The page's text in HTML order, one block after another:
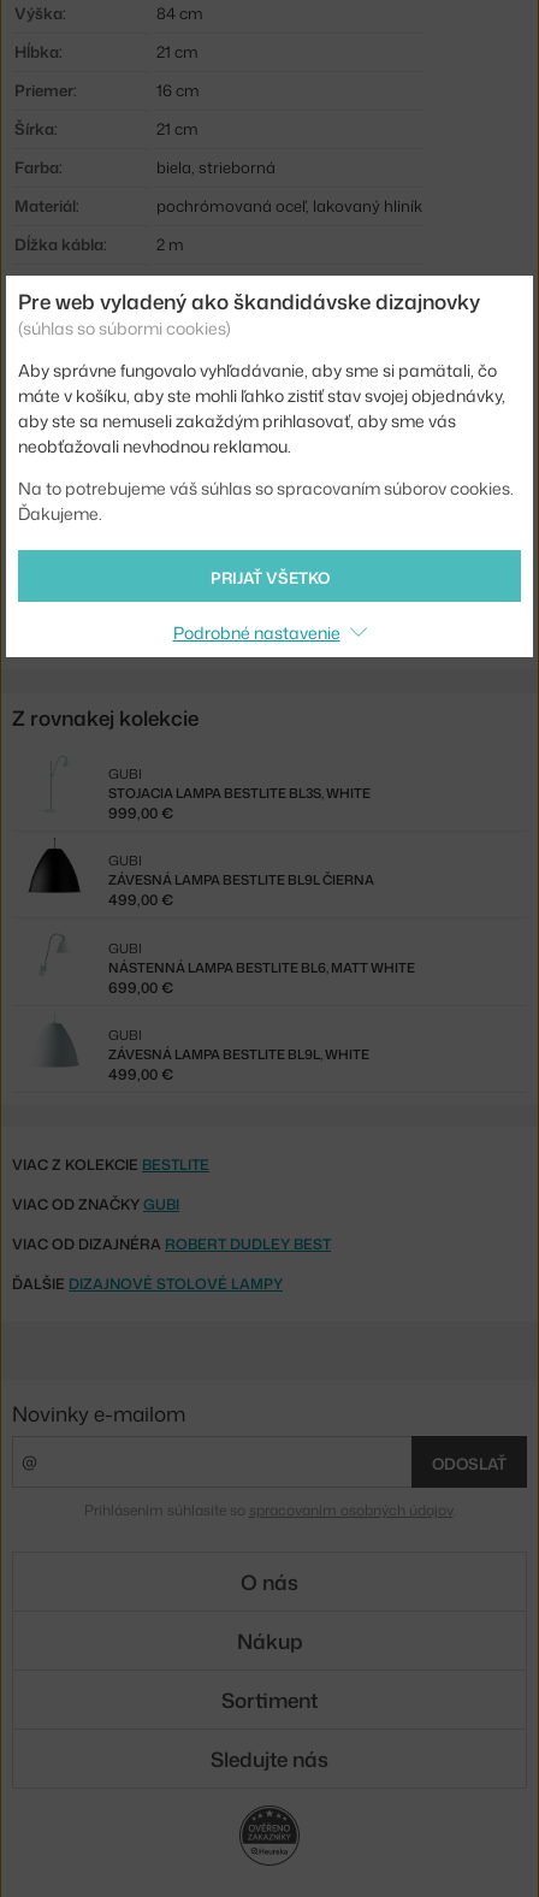
Výška:
84 cm
Hĺbka:
21 cm
Priemer:
16 cm
Šírka:
21 cm
Farba:
biela, strieborná
Materiál:
pochrómovaná oceľ, lakovaný hliník
Dĺžka kábla:
2 m
Hlavný materiál:
kov
Pätica / zdroj:
E14
Distribúcia svetla:
priame osvetlenie
Zdroj súčasťou:
nie
Max Watt (LED):
30 W
EAN
Jste z Česka? Přejděte naStolní lampa BestLite BL1, matt white
Shopping from the EU? Switch toBestlite Table Lamp BL1, matt
Z rovnakej kolekcie
STOJACIA LAMPA BESTLITE BL3S, WHITE
GUBI
999,00 €
ZÁVESNÁ LAMPA BESTLITE BL9L ČIERNA
GUBI
499,00 €
NÁSTENNÁ LAMPA BESTLITE BL6, MATT WHITE
GUBI
699,00 €
ZÁVESNÁ LAMPA BESTLITE BL9L, WHITE
GUBI
499,00 €
VIAC Z KOLEKCIE BESTLITE
VIAC OD ZNAČKYGUBI
VIAC OD DIZAJNÉRA ROBERT DUDLEY BEST
ĎALŠIE DIZAJNOVÉ STOLOVÉ LAMPY
Pre web vyladený ako škandidávske dizajnovky
(súhlas so súbormi cookies)
Aby správne fungovalo vyhľadávanie, aby sme si pamätali, čo
máte v košíku, aby ste mohli ľahko zistiť stav svojej objednávky,
aby ste sa nemuseli zakaždým prihlasovať, aby sme vás
neobťažovali nevhodnou reklamou.
Na to potrebujeme váš súhlas so spracovaním súborov cookies.
Ďakujeme.
PRIJAŤ VŠETKO
Podrobné nastavenie
Novinky e-mailom
ODOSLAŤ
Prihlásením súhlasíte so spracovaním osobných údajov.
O nás
Nákup
Sortiment
Sledujte nás